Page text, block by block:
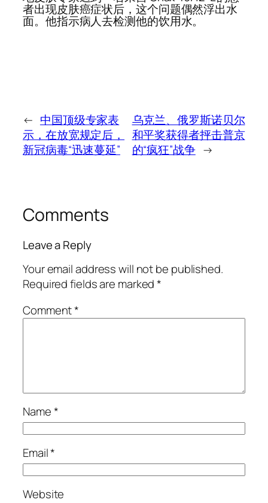
者出现皮肤癌症状后，这个问题偶然浮出水
面。他指示病人去检测他的饮用水。
← 中国顶级专家表
示，在放宽规定后，
新冠病毒“迅速蔓延”
乌克兰、俄罗斯诺贝尔
和平奖获得者抨击普京
的“疯狂”战争 →
Comments
Leave a Reply
Your email address will not be published.
Required fields are marked*
Comment*
Name*
Email*
Website